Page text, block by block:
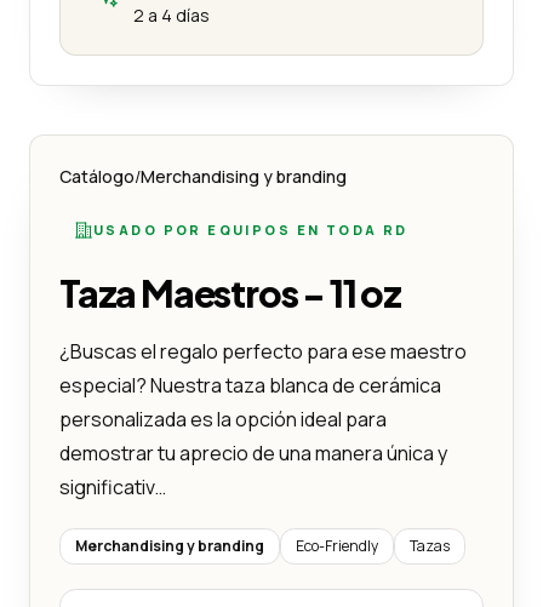
2 a 4 días
Catálogo/Merchandising y branding
USADO POR EQUIPOS EN TODA RD
Taza Maestros - 11 oz
¿Buscas el regalo perfecto para ese maestro
especial? Nuestra taza blanca de cerámica
personalizada es la opción ideal para
demostrar tu aprecio de una manera única y
significativ…
Merchandising y branding Eco-Friendly Tazas